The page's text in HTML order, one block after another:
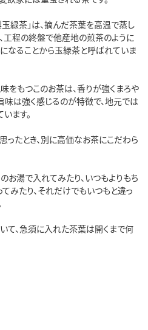
緑茶」は、摘んだ茶葉を高温で蒸し
工程の終盤で他産地の煎茶のように
なることから玉緑茶と呼ばれていま
をもつこのお茶は、香りが強くまろや
は強く感じるのが特徴で、地元では
ます。
ったとき、別に高価なお茶にこだわら
お湯で入れてみたり、いつもよりもち
みたり、それだけでもいつもと違っ
て、急須に入れた茶葉は開くまで何